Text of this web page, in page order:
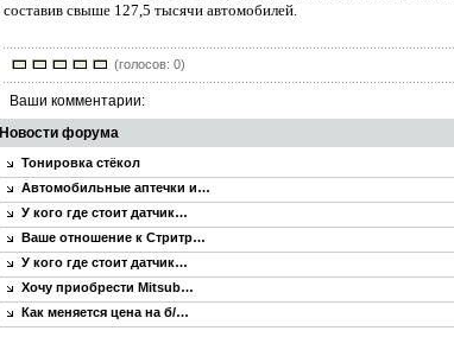
составив свыше 127,5 тысячи автомобилей.
(голосов: 0)
Ваши комментарии:
Новости форума
Тонировка стёкол
Автомобильные аптечки и…
У кого где стоит датчик…
Ваше отношение к Стритр…
У кого где стоит датчик…
Хочу приобрести Mitsub…
Как меняется цена на б/…